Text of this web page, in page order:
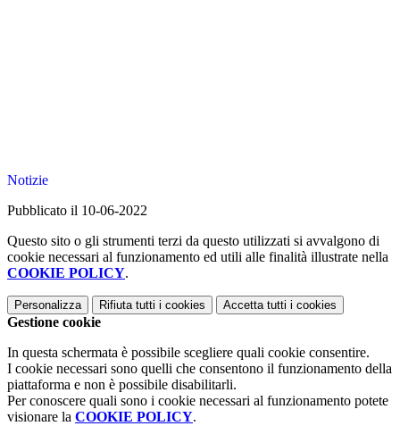
Notizie
Pubblicato il 10-06-2022
Questo sito o gli strumenti terzi da questo utilizzati si avvalgono di
cookie necessari al funzionamento ed utili alle finalità illustrate nella
COOKIE POLICY.
Personalizza Rifiuta tutti i cookies Accetta tutti i cookies
Gestione cookie
In questa schermata è possibile scegliere quali cookie consentire.
I cookie necessari sono quelli che consentono il funzionamento della
piattaforma e non è possibile disabilitarli.
Per conoscere quali sono i cookie necessari al funzionamento potete
visionare la COOKIE POLICY.